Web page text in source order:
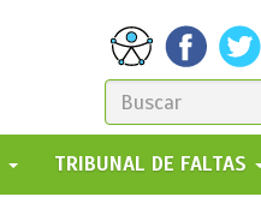
DE
GO!
TRIBUNAL DE FALTAS